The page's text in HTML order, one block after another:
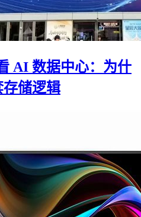
AI 数据中心：为什
储逻辑